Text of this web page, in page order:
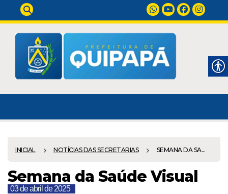
INICIAL NOTÍCIAS DAS SECRETARIAS SEMANA DA SA...
Semana da Saúde Visual
03 de abril de 2025